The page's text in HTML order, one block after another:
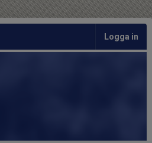
Logga in